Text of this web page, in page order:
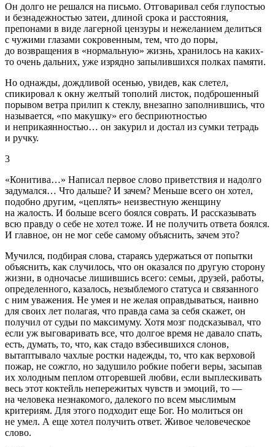
Он долго не решался на письмо. Отговаривал себя глупостью
и безнадежностью затеи, длиной срока и расстояния,
препонами в виде лагерной цензуры и нежеланием делиться
с чужими глазами сокровенным, тем, что до поры,
до возвращения в «нормальную» жизнь, хранилось на каких-
то очень дальних, уже изрядно запылившихся полках памяти.
Но однажды, дождливой осенью, увидев, как слетел,
спикировал к окну желтый тополий листок, подброшенный
порывом ветра прилип к стеклу, внезапно заполнившись, что
называется, «по макушку» его бесприютностью
и неприкаянностью… он закурил и достал из сумки тетрадь
и ручку.
3
«Конитива…» Написал первое слово приветствия и надолго
задумался… Что дальше? И зачем? Меньше всего он хотел,
подобно другим, «цеплять» неизвестную женщину
на жалость. И больше всего боялся соврать. И рассказывать
всю правду о себе не хотел тоже. И не получить ответа боялся.
И главное, он не мог себе самому объяснить, зачем это?
Мучился, подбирая слова, стараясь удержаться от попытки
объяснить, как случилось, что он оказался по другую сторону
жизни, в одночасье лишившись всего: семьи, друзей, работы,
определенного, казалось, незыблемого статуса и связанного
с ним уважения. Не умея и не желая оправдываться, наивно
для своих лет полагая, что правда сама за себя скажет, он
получил от судьи по максимуму. Хотя мозг подсказывал, что
если уж выговаривать все, что долгое время не давало спать,
есть, думать, то, что, как стадо взбесившихся слонов,
вытаптывало чахлые ростки надежды, то, что как верховой
пожар, не сожгло, но задушило робкие побеги веры, засыпав
их холодным пеплом отгоревшей любви, если выплескивать
весь этот коктейль непережитых чувств и эмоций, то —
на человека незнакомого, далекого по всем мыслимым
критериям. Для этого подходит еще Бог. Но молиться он
не умел. А еще хотел получить ответ. Живое человеческое
слово.